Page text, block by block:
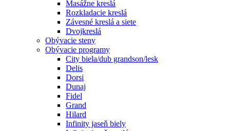
Masážne kreslá
Rozkladacie kreslá
Závesné kreslá a siete
Dvojkreslá
Obývacie steny
Obývacie programy
City biela/dub grandson/lesk
Delis
Dorsi
Dunaj
Fidel
Grand
Hilard
Infinity jaseň biely